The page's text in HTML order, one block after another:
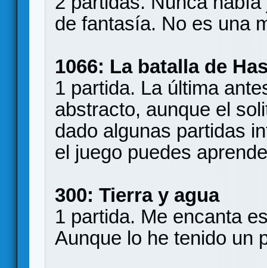
de fantasía. No es una
1066: La batalla de
1 partida. La última
abstracto, aunque el
dado algunas partidas
el juego puedes
300: Tierra y agua
1 partida. Me encanta
Aunque lo he tenido un